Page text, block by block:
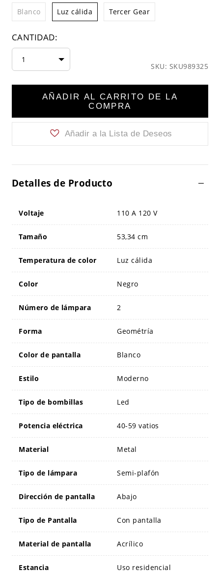
Blanco Luz cálida Tercer Gear
CANTIDAD:
1
SKU: SKU989325
AÑADIR AL CARRITO DE LA
COMPRA
Añadir a la Lista de Deseos
Detalles de Producto
Voltaje 110 A 120 V
Tamaño 53,34 cm
Temperatura de color Luz cálida
Color Negro
Número de lámpara 2
Forma Geométría
Color de pantalla Blanco
Estilo Moderno
Tipo de bombillas Led
Potencia eléctrica 40-59 vatios
Material Metal
Tipo de lámpara Semi-plafón
Dirección de pantalla Abajo
Tipo de Pantalla Con pantalla
Material de pantalla Acrílico
Estancia Uso residencial